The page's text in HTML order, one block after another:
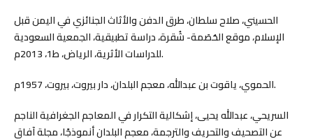
الحسيني، صلاح سلطان، طرق الدفن والأثاث الجنائزي في اليمن قبل
الإسلام، موقع الحُصَمة- شُقرة، دراسة تطبيقية، الجمعية السعودية
للدراسات الأثرية، الرياض، ط1، 2013م.
الحموي، ياقوت بن عبدالله، معجم البلدان، دار بيروت، بيروت، 1957م.
السريحي، عبدالله يحيى، إشكالية التكرار في المعاجم الجغرافية الناجم
عن التصحيف والتحريف والترجمة، معجم البلدان أنموذجًا، مجلة آفاق